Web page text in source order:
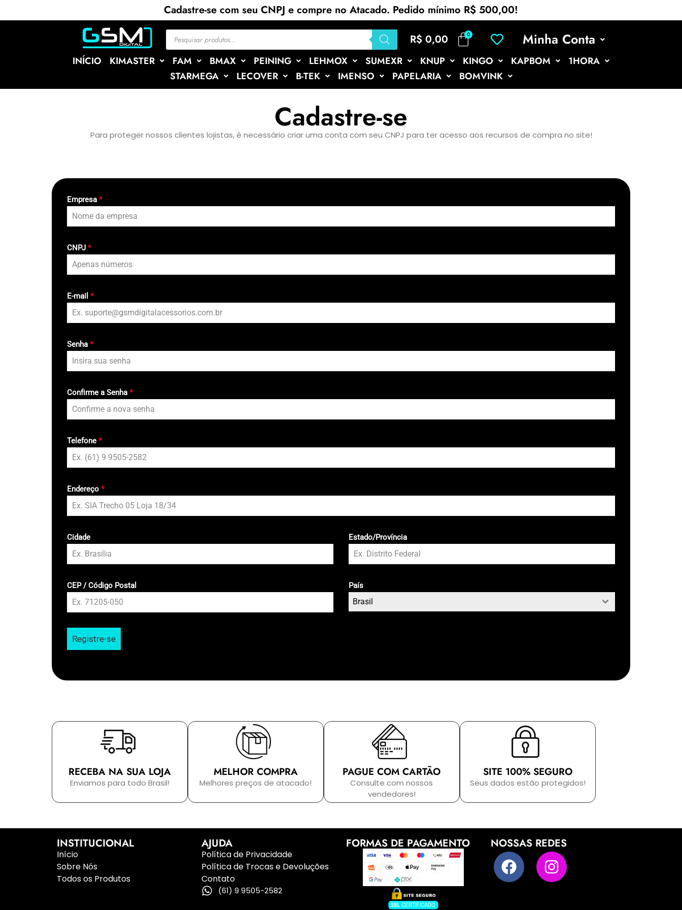
Cadastre-se com seu CNPJ e compre no Atacado. Pedido mínimo R$ 500,00!
R$ 0,00 Minha Conta
INÍCIO KIMASTER FAM BMAX PEINING LEHMOX SUMEXR KNUP KINGO KAPBOM
1HORA
STARMEGA
LECOVER B-TEK IMENSO PAPELARIA BOMVINK
Cadastre-se
Para proteger nossos clientes lojistas, é necessário criar uma conta com seu CNPJ para ter acesso aos recursos de compra no site!
Empresa *
CNPJ *
E-mail *
Senha *
Confirme a Senha *
Telefone *
Endereço *
Cidade Estado/Província
CEP / Código Postal País
Brasil
Registre-se
RECEBA NA SUA LOJA
Enviamos para todo Brasil!
MELHOR COMPRA
Melhores preços de atacado!
PAGUE COM CARTÃO
Consulte com nossos
vendedores!
SITE 100% SEGURO
Seus dados estão protegidos!
INSTITUCIONAL
Início
Sobre Nós
Todos os Produtos
AJUDA
Política de Privacidade
Política de Trocas e Devoluções
Contato
(61) 9 9505-2582
FORMAS DE PAGAMENTO NOSSAS REDES